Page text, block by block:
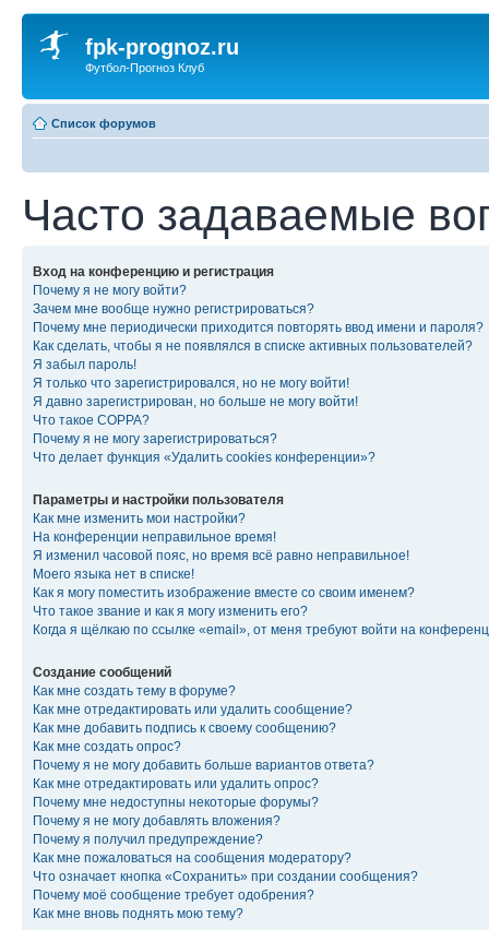
fpk-prognoz.ru
Футбол-Прогноз Клуб
Список форумов
Часто задаваемые
Вход на конференцию и регистрация
Почему я не могу войти?
Зачем мне вообще нужно регистрироваться?
Почему мне периодически приходится повторять ввод имени и пароля?
Как сделать, чтобы я не появлялся в списке активных пользователей?
Я забыл пароль!
Я только что зарегистрировался, но не могу войти!
Я давно зарегистрирован, но больше не могу войти!
Что такое COPPA?
Почему я не могу зарегистрироваться?
Что делает функция «Удалить cookies конференции»?
Параметры и настройки пользователя
Как мне изменить мои настройки?
На конференции неправильное время!
Я изменил часовой пояс, но время всё равно неправильное!
Моего языка нет в списке!
Как я могу поместить изображение вместе со своим именем?
Что такое звание и как я могу изменить его?
Когда я щёлкаю по ссылке «email», от меня требуют войти на
Создание сообщений
Как мне создать тему в форуме?
Как мне отредактировать или удалить сообщение?
Как мне добавить подпись к своему сообщению?
Как мне создать опрос?
Почему я не могу добавить больше вариантов ответа?
Как мне отредактировать или удалить опрос?
Почему мне недоступны некоторые форумы?
Почему я не могу добавлять вложения?
Почему я получил предупреждение?
Как мне пожаловаться на сообщения модератору?
Что означает кнопка «Сохранить» при создании сообщения?
Почему моё сообщение требует одобрения?
Как мне вновь поднять мою тему?